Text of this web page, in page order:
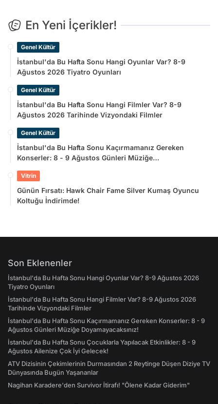
En Yeni İçerikler!
Genel Kültür
İstanbul'da Bu Hafta Sonu Hangi Oyunlar Var? 8-9
Ağustos 2026 Tiyatro Oyunları
Genel Kültür
İstanbul'da Bu Hafta Sonu Hangi Filmler Var? 8-9
Ağustos 2026 Tarihinde Vizyondaki Filmler
Genel Kültür
İstanbul'da Bu Hafta Sonu Kaçırmamanız Gereken
Konserler: 8 - 9 Ağustos Günleri Müziğe
Vitrin
Günün Fırsatı: Hawk Chair Fame Silver Kumaş Oyuncu
Koltuğu İndirimde!
Son Eklenenler
İstanbul'da Bu Hafta Sonu Hangi Oyunlar Var? 8-9 Ağustos 2026
Tiyatro Oyunları
İstanbul'da Bu Hafta Sonu Hangi Filmler Var? 8-9 Ağustos 2026
Tarihinde Vizyondaki Filmler
İstanbul'da Bu Hafta Sonu Kaçırmamanız Gereken Konserler: 8 - 9
Ağustos Günleri Müziğe Doyamayacaksınız!
İstanbul'da Bu Hafta Sonu Çocuklarla Yapılacak Etkinlikler: 8 - 9
Ağustos Ailenize Çok İyi Gelecek!
ATV Dizisinin Çekimlerinin Durmasından 2 Reytinge Düşen Diziye TV
Dünyasında Bugün Yaşananlar
Nagihan Karadere'den Survivor İtirafı! "Ölene Kadar Giderim"